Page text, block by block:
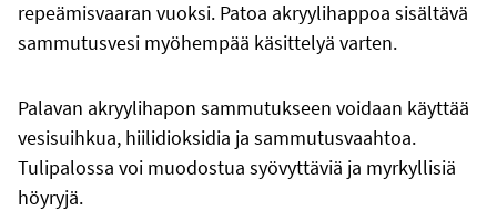
repeämisvaaran vuoksi. Patoa akryylihappoa sisältävä
sammutusvesi myöhempää käsittelyä varten.
Palavan akryylihapon sammutukseen voidaan käyttää
vesisuihkua, hiilidioksidia ja sammutusvaahtoa.
Tulipalossa voi muodostua syövyttäviä ja myrkyllisiä
höyryjä.